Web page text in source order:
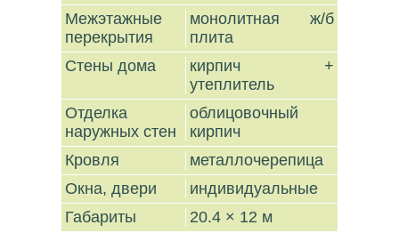
Межэтажные
перекрытия
монолитная ж/б
плита
Стены дома
кирпич +
утеплитель
Отделка
наружных стен
облицовочный
кирпич
Кровля
металлочерепица
Окна, двери
индивидуальные
Габариты
20.4 × 12 м